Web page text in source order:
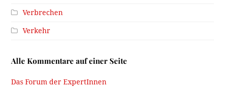
Verbrechen
Verkehr
Alle Kommentare auf einer Seite
Das Forum der ExpertInnen